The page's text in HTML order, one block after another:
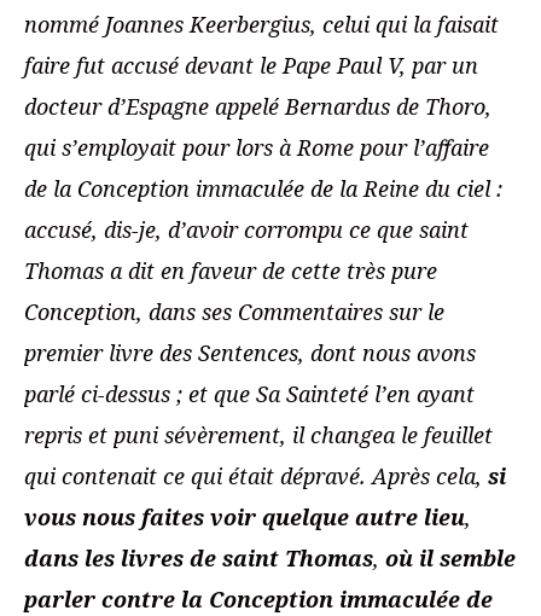
nommé Joannes Keerbergius, celui qui la faisait
faire fut accusé devant le Pape Paul V, par un
docteur d’Espagne appelé Bernardus de Thoro,
qui s’employait pour lors à Rome pour l’affaire
de la Conception immaculée de la Reine du ciel :
accusé, dis-je, d’avoir corrompu ce que saint
Thomas a dit en faveur de cette très pure
Conception, dans ses Commentaires sur le
premier livre des Sentences, dont nous avons
parlé ci-dessus ; et que Sa Sainteté l’en ayant
repris et puni sévèrement, il changea le feuillet
qui contenait ce qui était dépravé. Après cela, si
vous nous faites voir quelque autre lieu,
dans les livres de saint Thomas, où il semble
parler contre la Conception immaculée de